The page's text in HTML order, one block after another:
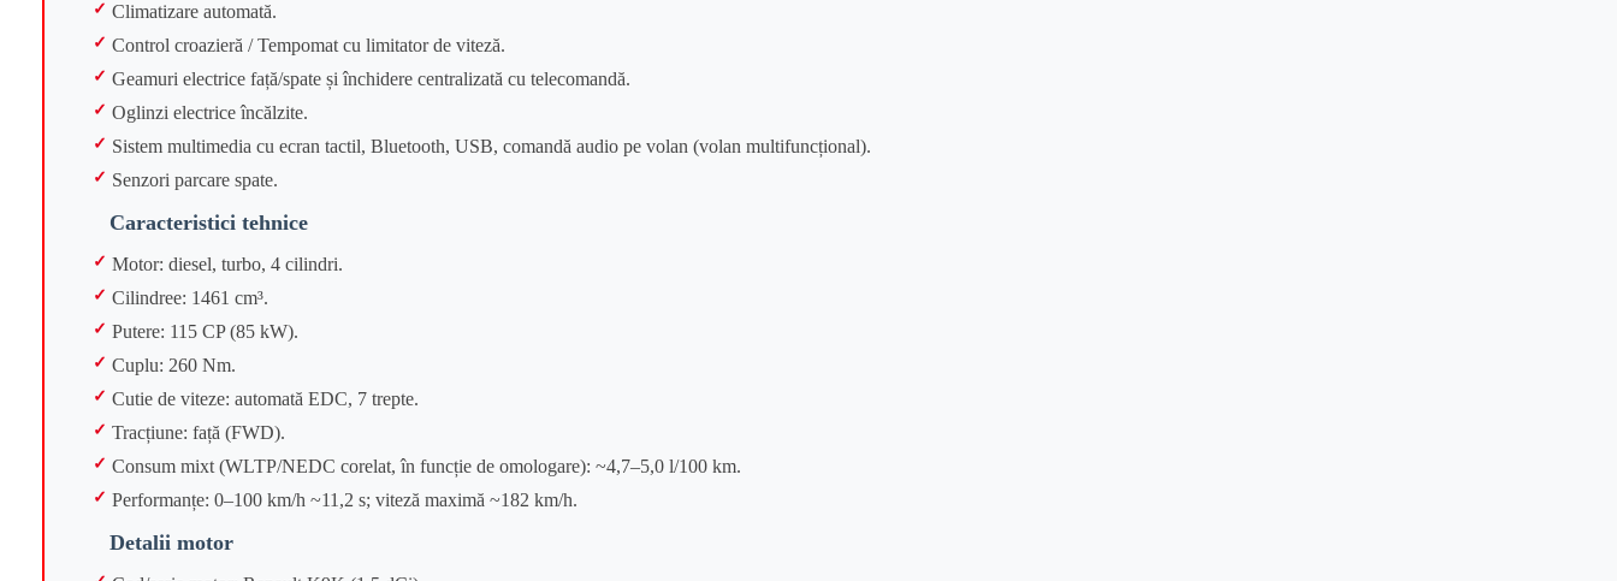
Climatizare automată.
Control croazieră / Tempomat cu limitator de viteză.
Geamuri electrice față/spate și închidere centralizată cu telecomandă.
Oglinzi electrice încălzite.
Sistem multimedia cu ecran tactil, Bluetooth, USB, comandă audio pe volan (volan multifuncțional).
Senzori parcare spate.
Caracteristici tehnice
Motor: diesel, turbo, 4 cilindri.
Cilindree: 1461 cm³.
Putere: 115 CP (85 kW).
Cuplu: 260 Nm.
Cutie de viteze: automată EDC, 7 trepte.
Tracțiune: față (FWD).
Consum mixt (WLTP/NEDC corelat, în funcție de omologare): ~4,7–5,0 l/100 km.
Performanțe: 0–100 km/h ~11,2 s; viteză maximă ~182 km/h.
Detalii motor